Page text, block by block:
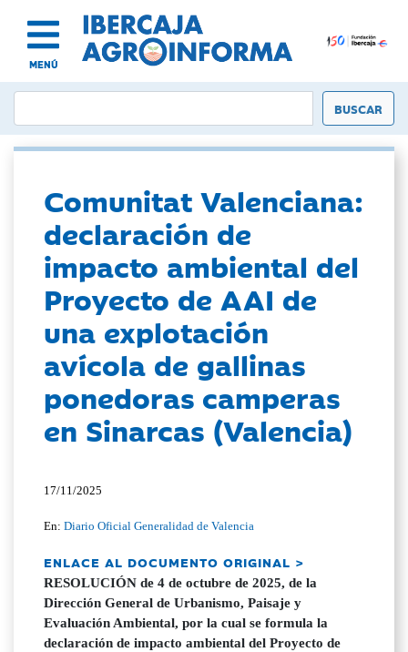
MENÚ
Comunitat Valenciana:
declaración de
impacto ambiental del
Proyecto de AAI de
una explotación
avícola de gallinas
ponedoras camperas
en Sinarcas (Valencia)
17/11/2025
En:Diario Oficial Generalidad de Valencia
ENLACE AL DOCUMENTO ORIGINAL >
RESOLUCIÓN de 4 de octubre de 2025, de la
Dirección General de Urbanismo, Paisaje y
Evaluación Ambiental, por la cual se formula la
declaración de impacto ambiental del Proyecto de